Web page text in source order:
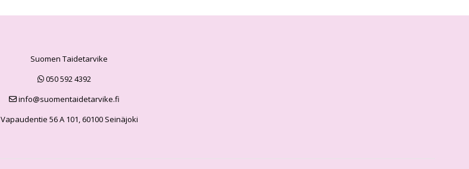
Suomen Taidetarvike
050 592 4392
info@suomentaidetarvike.fi
Vapaudentie 56 A 101, 60100 Seinäjoki